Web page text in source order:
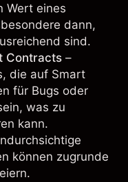
Wert eines
dann,
sind.
Contracts –
die auf Smart
für Bugs oder
was zu
kann.
können zugrunde